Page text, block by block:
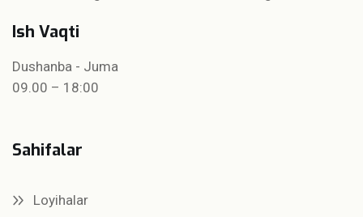
Ish Vaqti
Dushanba - Juma
09.00 – 18:00
Sahifalar
Loyihalar